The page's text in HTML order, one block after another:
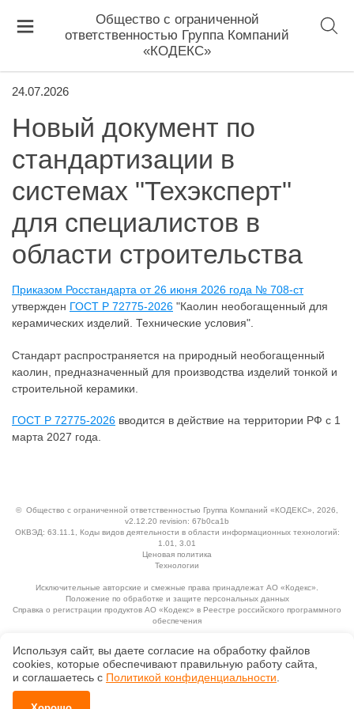
Общество с ограниченной
ответственностью Группа Компаний
«КОДЕКС»
24.07.2026
Новый документ по
стандартизации в
системах "Техэксперт"
для специалистов в
области строительства
Приказом Росстандарта от 26 июня 2026 года № 708-ст
утвержден ГОСТ Р 72775-2026 "Каолин необогащенный для
керамических изделий. Технические условия".
Стандарт распространяется на природный необогащенный
каолин, предназначенный для производства изделий тонкой и
строительной керамики.
ГОСТ Р 72775-2026 вводится в действие на территории РФ с 1
марта 2027 года.
© Общество с ограниченной ответственностью Группа Компаний «КОДЕКС» , 2026,
v2.12.20 revision: 67b0ca1b
ОКВЭД: 63.11.1, Коды видов деятельности в области информационных технологий:
1.01, 3.01
Ценовая политика
Технологии
Исключительные авторские и смежные права принадлежат АО «Кодекс».
Положение по обработке и защите персональных данных
Справка о регистрации продуктов АО «Кодекс» в Реестре российского программного
обеспечения
Используя сайт, вы даете согласие на обработку файлов
сооkiеs, которые обеспечивают правильную работу сайта,
и соглашаетесь с Политикой конфиденциальности